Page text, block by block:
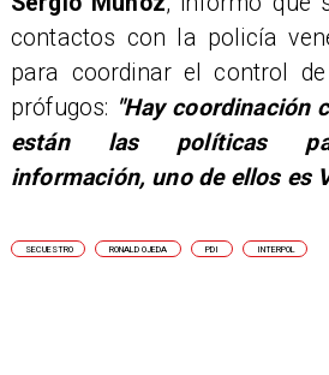
contactos con la policía
para coordinar el control
prófugos: "Hay coordinación
están las políticas
información, uno de ellos es
SECUESTRO RONALD OJEDA PDI INTERPOL